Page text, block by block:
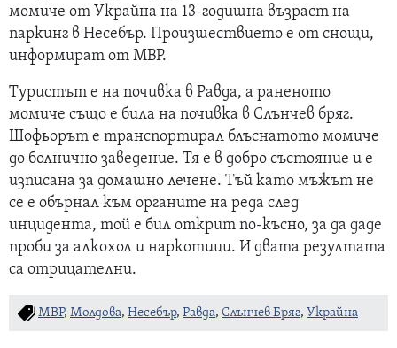
момиче от Украйна на 13-годишна възраст на
паркинг в Несебър. Произшествието е от снощи,
информират от МВР.
Туристът е на почивка в Равда, а раненото
момиче също е била на почивка в Слънчев бряг.
Шофьорът е транспортирал блъснатото момиче
до болнично заведение. Тя е в добро състояние и е
изписана за домашно лечене. Тъй като мъжът не
се е обърнал към органите на реда след
инцидента, той е бил открит по-късно, за да даде
проби за алкохол и наркотици. И двата резултата
са отрицателни.
МВР, Молдова, Несебър, Равда, Слънчев Бряг, Украйна